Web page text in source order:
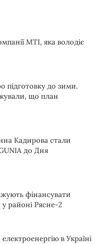
MTI, яка володіє
підготовку до зими.
що план
Кадирова стали
до Дня
фінансувати
у районі Рясне-2
в Україні